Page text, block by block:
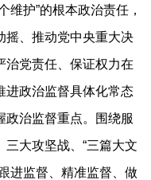
护”的根本政治责任，
摇、推动党中央重大决
治党责任、保证权力在
进政治监督具体化常态
政治监督重点。围绕服
大攻坚战、“三篇大文
进监督、精准监督、做